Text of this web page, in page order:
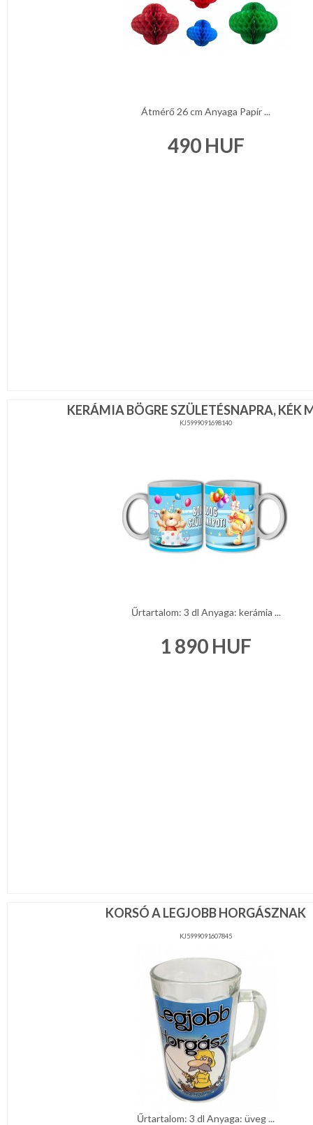
Átmérő 26 cm Anyaga Papír ...
490HUF
KERÁMIA BÖGRE SZÜLETÉSNAPRA, KÉK
KJ5999091698140
Űrtartalom: 3 dl Anyaga: kerámia ...
1 890 HUF
KORSÓ A LEGJOBB HORGÁSZNAK
KJ5999091607845
Űrtartalom: 3 dl Anyaga: üveg ...